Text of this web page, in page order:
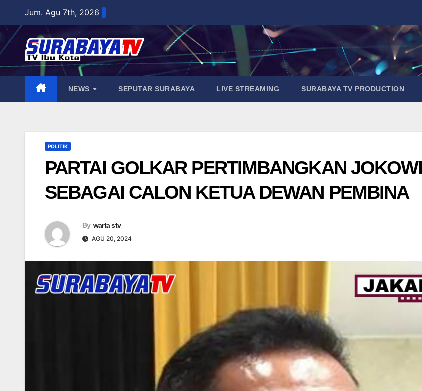
content
Jum. Agu 7th, 2026
NEWS SEPUTAR SURABAYA LIVE STREAMING SURABAYA TV PRODUCTION
POLITIK
PARTAI GOLKAR PERTIMBANGKAN JOKOWI
SEBAGAI CALON KETUA DEWAN PEMBINA
By warta stv
AGU 20, 2024